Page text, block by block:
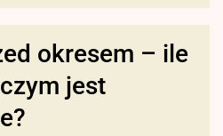
okresem – ile
jest